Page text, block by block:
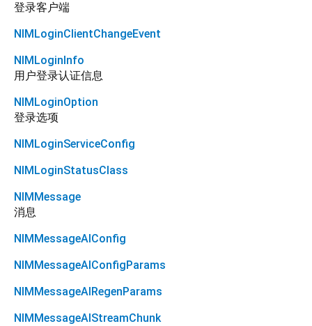
登录客户端
NIMLoginClientChangeEvent
NIMLoginInfo
用户登录认证信息
NIMLoginOption
登录选项
NIMLoginServiceConfig
NIMLoginStatusClass
NIMMessage
消息
NIMMessageAIConfig
NIMMessageAIConfigParams
NIMMessageAIRegenParams
NIMMessageAIStreamChunk